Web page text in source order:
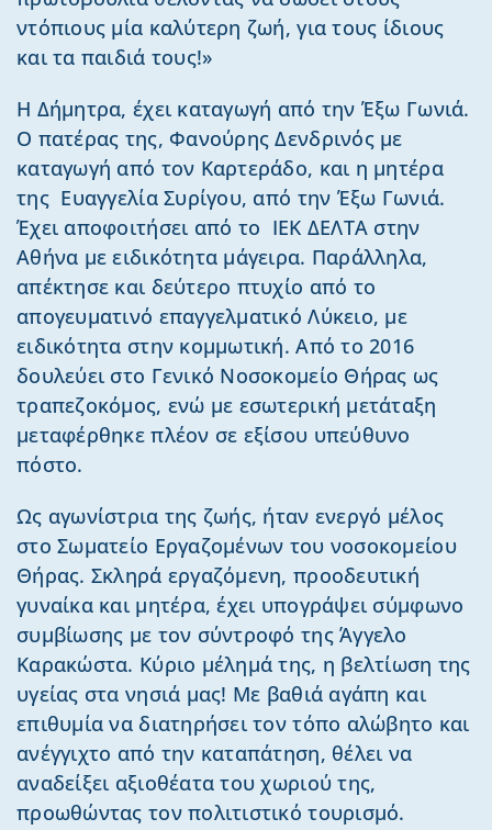
ντόπιους μία καλύτερη ζωή, για τους ίδιους
και τα παιδιά τους!»
Η Δήμητρα, έχει καταγωγή από την Έξω Γωνιά.
Ο πατέρας της, Φανούρης Δενδρινός με
καταγωγή από τον Καρτεράδο, και η μητέρα
της Ευαγγελία Συρίγου, από την Έξω Γωνιά.
Έχει αποφοιτήσει από το ΙΕΚ ΔΕΛΤΑ στην
Αθήνα με ειδικότητα μάγειρα. Παράλληλα,
απέκτησε και δεύτερο πτυχίο από το
απογευματινό επαγγελματικό Λύκειο, με
ειδικότητα στην κομμωτική. Από το 2016
δουλεύει στο Γενικό Νοσοκομείο Θήρας ως
τραπεζοκόμος, ενώ με εσωτερική μετάταξη
μεταφέρθηκε πλέον σε εξίσου υπεύθυνο
πόστο.
Ως αγωνίστρια της ζωής, ήταν ενεργό μέλος
στο Σωματείο Εργαζομένων του νοσοκομείου
Θήρας. Σκληρά εργαζόμενη, προοδευτική
γυναίκα και μητέρα, έχει υπογράψει σύμφωνο
συμβίωσης με τον σύντροφό της Άγγελο
Καρακώστα. Κύριο μέλημά της, η βελτίωση της
υγείας στα νησιά μας! Με βαθιά αγάπη και
επιθυμία να διατηρήσει τον τόπο αλώβητο και
ανέγγιχτο από την καταπάτηση, θέλει να
αναδείξει αξιοθέατα του χωριού της,
προωθώντας τον πολιτιστικό τουρισμό.